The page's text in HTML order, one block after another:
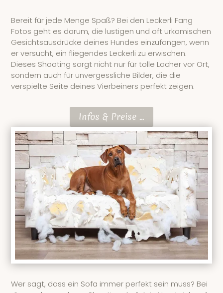
Bereit für jede Menge Spaß? Bei den Leckerli Fang
Fotos geht es darum, die lustigen und oft urkomischen
Gesichtsausdrücke deines Hundes einzufangen, wenn
er versucht, ein fliegendes Leckerli zu erwischen.
Dieses Shooting sorgt nicht nur für tolle Lacher vor Ort,
sondern auch für unvergessliche Bilder, die die
verspielte Seite deines Vierbeiners perfekt zeigen.
Infos & Preise ...
Wer sagt, dass ein Sofa immer perfekt sein muss? Bei